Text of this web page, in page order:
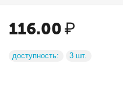
116.00₽
доступность: 3 шт.